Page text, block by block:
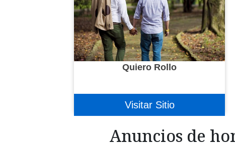
Quiero Rollo
Visitar Sitio
Anuncios de